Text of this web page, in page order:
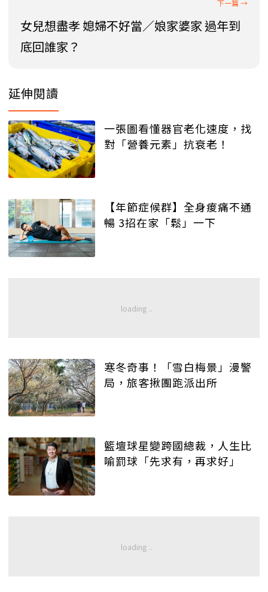
女兒想盡孝 媳婦不好當／娘家婆家 過年到
底回誰家？
延伸閱讀
一張圖看懂器官老化速度，找
對「營養元素」抗衰老！
【年節症候群】全身痠痛不通
暢 3招在家「鬆」一下
寒冬奇事！「雪白梅景」漫警
局，旅客揪團跑派出所
籃壇球星變跨國總裁，人生比
喻罰球「先求有，再求好」